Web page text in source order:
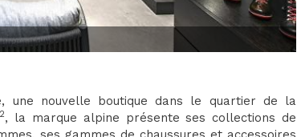
une nouvelle boutique dans le quartier de la
2, la marque alpine présente ses collections de